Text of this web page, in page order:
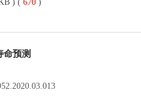
) ( 670 )
命预测